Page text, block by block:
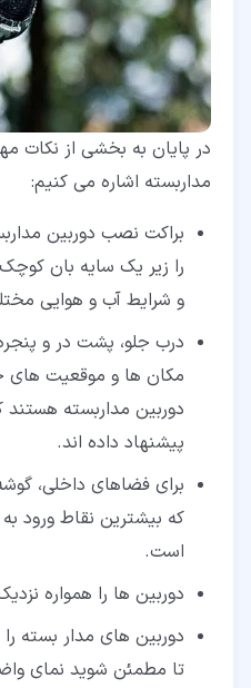
در پایان به بخشی از نکات
مداربسته اشاره می کنیم:
براکت نصب دوربین
را زیر یک سایه بان
و شرایط آب و هوایی
درب جلو، پشت در و
مکان ها و موقعیت های
دوربین مداربسته هستند
پیشنهاد داده اند.
برای فضاهای داخلی،
که بیشترین نقاط ورود
است.
دوربین ها را همواره
دوربین های مدار بسته
تا مطمئن شوید نمای